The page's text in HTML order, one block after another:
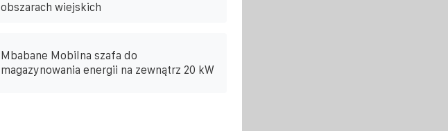
obszarach wiejskich
Mbabane Mobilna szafa do
magazynowania energii na zewnątrz 20 kW